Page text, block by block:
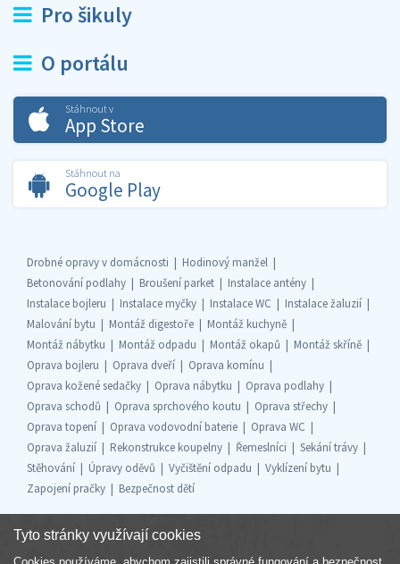
Pro šikuly
O portálu
Stáhnout v
App Store
Stáhnout na
Google Play
Drobné opravy v domácnosti
Hodinový manžel
Betonování podlahy
Broušení parket
Instalace antény
Instalace bojleru
Instalace myčky Instalace WC
Instalace žaluzií
Malování bytu
Montáž digestoře
Montáž kuchyně
Montáž nábytku
Montáž odpadu Montáž okapů
Montáž skříně
Oprava bojleru
Oprava dveří
Oprava komínu
Oprava kožené sedačky
Oprava nábytku
Oprava podlahy
Oprava schodů
Oprava sprchového koutu
Oprava střechy
Oprava topení
Oprava vodovodní baterie
Oprava WC
Oprava žaluzií
Rekonstrukce koupelny Řemeslníci
Sekání trávy
Stěhování
Úpravy oděvů Vyčištění odpadu
Vyklízení bytu
Zapojení pračky
Bezpečnost dětí
Tyto stránky využívají cookies